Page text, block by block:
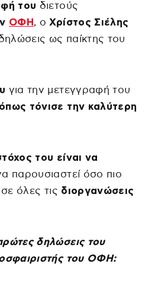
του διετούς
ΟΦΗ , οΧρίστος Σιέλης
ως παίκτης του
για την μετεγγραφή του
τόνισε την καλύτερη
του είναι να
παρουσιαστεί όσο πιο
όλες τις διοργανώσεις
δηλώσεις του
του ΟΦΗ: